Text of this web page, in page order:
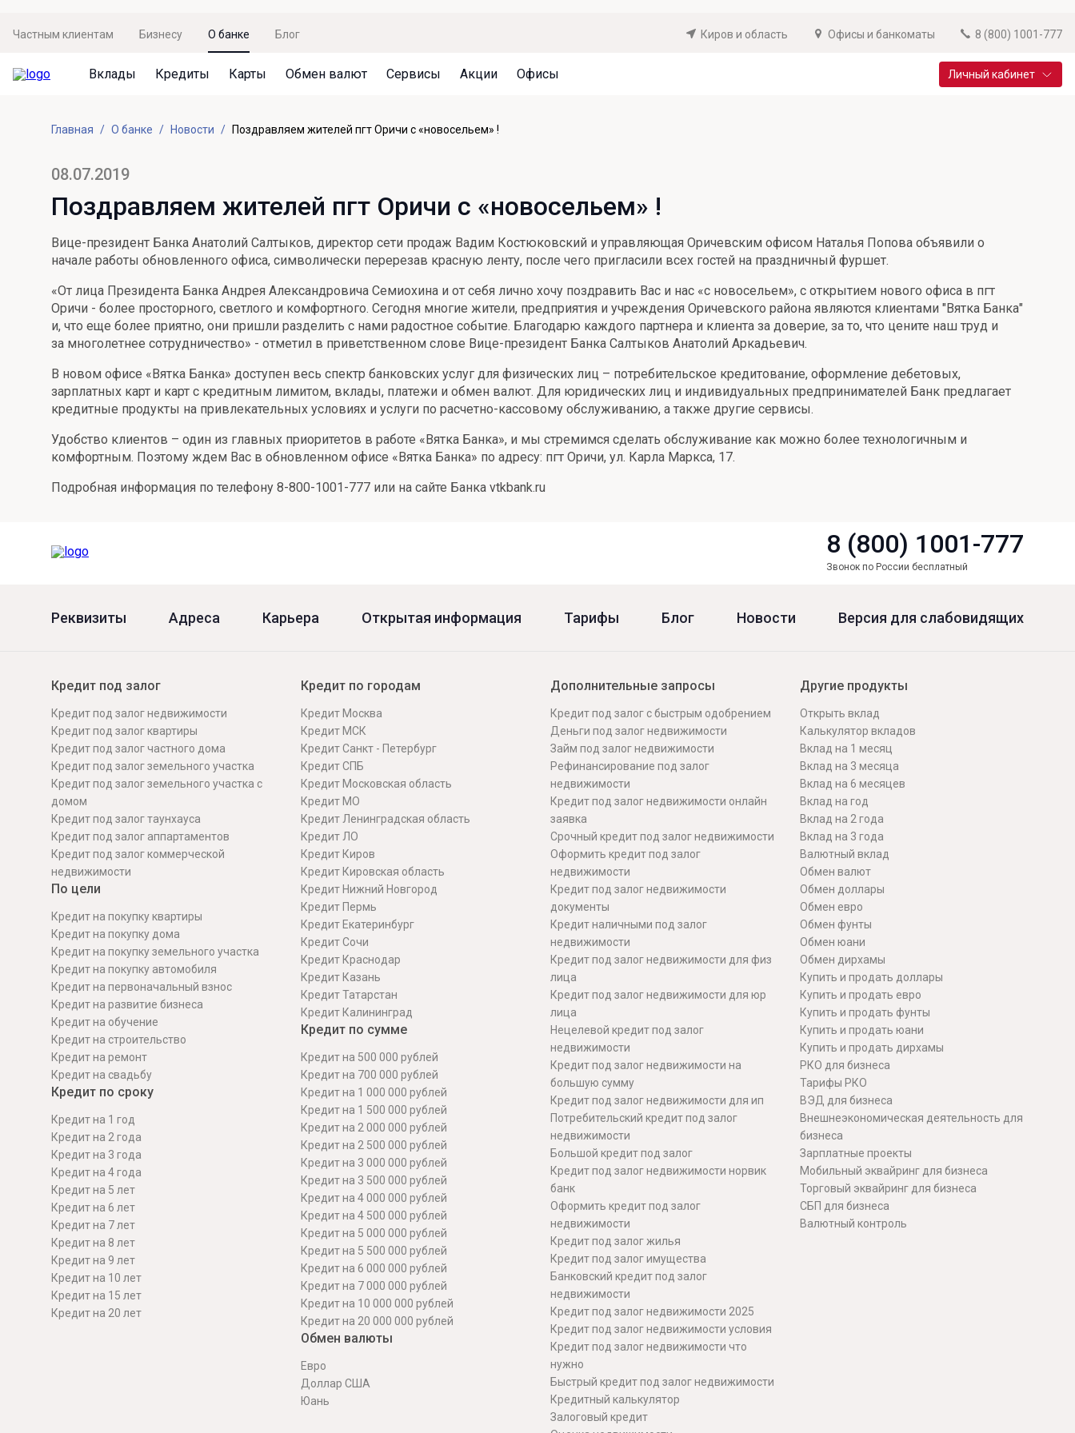
Частным клиентам Бизнесу О банке Блог Киров и область Офисы и банкоматы 8 (800) 1001-777
Вклады
Не упусти момент
Просто вклад
Накопительный
Отличная стратегия+
Фиксируй доход
Новый старт
Валютный плюс
Онлайн
Все вклады
Система страхования вкладов
Архив вкладов
Подробнее
Кредиты
Кредит под залог недвижимости
Рефинансирование
Кредит на автомобиль
Потребительский кредит
Все кредиты
Привилегии для клиентов
Реструктуризация
Оценка недвижимости
Подбор новой недвижимости
Карты
Дебетовая карта с пакетом услуг
Премиальная карта Mir Supreme
Пенсионная карта
Все карты
Документы
Кешбэк
Обмен валют
Курсы валют
Бронирование валюты
Курсы валют ЦБ
Сервисы
Оплата кредита
Оценка недвижимости
Подбор новой недвижимости
СБПей
Mir Pay
Госуслуги
Регистрация в ЕБС
Удаленная идентификация
Мобильное приложение
Подтверждение согласия через Госуслуги
Все сервисы
Акции
Акция «Приведи друга»
Акция «Ставка на бизнес»
Офисы Личный кабинет
Главная О банке Новости Поздравляем жителей пгт Оричи с «новосельем» !
08.07.2019
Поздравляем жителей пгт Оричи с «новосельем» !
Вице-президент Банка Анатолий Салтыков, директор сети продаж Вадим Костюковский и управляющая Оричевским офисом Наталья Попова объявили о
начале работы обновленного офиса, символически перерезав красную ленту, после чего пригласили всех гостей на праздничный фуршет.
«От лица Президента Банка Андрея Александровича Семиохина и от себя лично хочу поздравить Вас и нас «с новосельем», с открытием нового офиса в пгт
Оричи - более просторного, светлого и комфортного. Сегодня многие жители, предприятия и учреждения Оричевского района являются клиентами "Вятка Банка"
и, что еще более приятно, они пришли разделить с нами радостное событие. Благодарю каждого партнера и клиента за доверие, за то, что цените наш труд и
за многолетнее сотрудничество» - отметил в приветственном слове Вице-президент Банка Салтыков Анатолий Аркадьевич.
В новом офисе «Вятка Банка» доступен весь спектр банковских услуг для физических лиц – потребительское кредитование, оформление дебетовых,
зарплатных карт и карт с кредитным лимитом, вклады, платежи и обмен валют. Для юридических лиц и индивидуальных предпринимателей Банк предлагает
кредитные продукты на привлекательных условиях и услуги по расчетно-кассовому обслуживанию, а также другие сервисы.
Удобство клиентов – один из главных приоритетов в работе «Вятка Банка», и мы стремимся сделать обслуживание как можно более технологичным и
комфортным. Поэтому ждем Вас в обновленном офисе «Вятка Банка» по адресу: пгт Оричи, ул. Карла Маркса, 17.
Подробная информация по телефону 8-800-1001-777 или на сайте Банка vtkbank.ru
8 (800) 1001-777
Звонок по России бесплатный
Реквизиты Адреса Карьера Открытая информация Тарифы Блог Новости Версия для слабовидящих
Кредит под залог
Кредит под залог недвижимости
Кредит под залог квартиры
Кредит под залог частного дома
Кредит под залог земельного участка
Кредит под залог земельного участка с
домом
Кредит под залог таунхауса
Кредит под залог аппартаментов
Кредит под залог коммерческой
недвижимости
По цели
Кредит на покупку квартиры
Кредит на покупку дома
Кредит на покупку земельного участка
Кредит на покупку автомобиля
Кредит на первоначальный взнос
Кредит на развитие бизнеса
Кредит на обучение
Кредит на строительcтво
Кредит на ремонт
Кредит на свадьбу
Кредит по сроку
Кредит на 1 год
Кредит на 2 года
Кредит на 3 года
Кредит на 4 года
Кредит на 5 лет
Кредит на 6 лет
Кредит на 7 лет
Кредит на 8 лет
Кредит на 9 лет
Кредит на 10 лет
Кредит на 15 лет
Кредит на 20 лет
Кредит по городам
Кредит Москва
Кредит МСК
Кредит Санкт - Петербург
Кредит СПБ
Кредит Московская область
Кредит МО
Кредит Ленинградская область
Кредит ЛО
Кредит Киров
Кредит Кировская область
Кредит Нижний Новгород
Кредит Пермь
Кредит Екатеринбург
Кредит Сочи
Кредит Краснодар
Кредит Казань
Кредит Татарстан
Кредит Калининград
Кредит по сумме
Кредит на 500 000 рублей
Кредит на 700 000 рублей
Кредит на 1 000 000 рублей
Кредит на 1 500 000 рублей
Кредит на 2 000 000 рублей
Кредит на 2 500 000 рублей
Кредит на 3 000 000 рублей
Кредит на 3 500 000 рублей
Кредит на 4 000 000 рублей
Кредит на 4 500 000 рублей
Кредит на 5 000 000 рублей
Кредит на 5 500 000 рублей
Кредит на 6 000 000 рублей
Кредит на 7 000 000 рублей
Кредит на 10 000 000 рублей
Кредит на 20 000 000 рублей
Обмен валюты
Евро
Доллар США
Юань
Дополнительные запросы
Кредит под залог с быстрым одобрением
Деньги под залог недвижимости
Займ под залог недвижимости
Рефинансирование под залог
недвижимости
Кредит под залог недвижимости онлайн
заявка
Срочный кредит под залог недвижимости
Оформить кредит под залог
недвижимости
Кредит под залог недвижимости
документы
Кредит наличными под залог
недвижимости
Кредит под залог недвижимости для физ
лица
Кредит под залог недвижимости для юр
лица
Нецелевой кредит под залог
недвижимости
Кредит под залог недвижимости на
большую сумму
Кредит под залог недвижимости для ип
Потребительский кредит под залог
недвижимости
Большой кредит под залог
Кредит под залог недвижимости норвик
банк
Оформить кредит под залог
недвижимости
Кредит под залог жилья
Кредит под залог имущества
Банковский кредит под залог
недвижимости
Кредит под залог недвижимости 2025
Кредит под залог недвижимости условия
Кредит под залог недвижимости что
нужно
Быстрый кредит под залог недвижимости
Кредитный калькулятор
Залоговый кредит
Другие продукты
Открыть вклад
Калькулятор вкладов
Вклад на 1 месяц
Вклад на 3 месяца
Вклад на 6 месяцев
Вклад на год
Вклад на 2 года
Вклад на 3 года
Валютный вклад
Обмен валют
Обмен доллары
Обмен евро
Обмен фунты
Обмен юани
Обмен дирхамы
Купить и продать доллары
Купить и продать евро
Купить и продать фунты
Купить и продать юани
Купить и продать дирхамы
РКО для бизнеса
Тарифы РКО
ВЭД для бизнеса
Внешнеэкономическая деятельность для
бизнеса
Зарплатные проекты
Мобильный эквайринг для бизнеса
Торговый эквайринг для бизнеса
СБП для бизнеса
Валютный контроль